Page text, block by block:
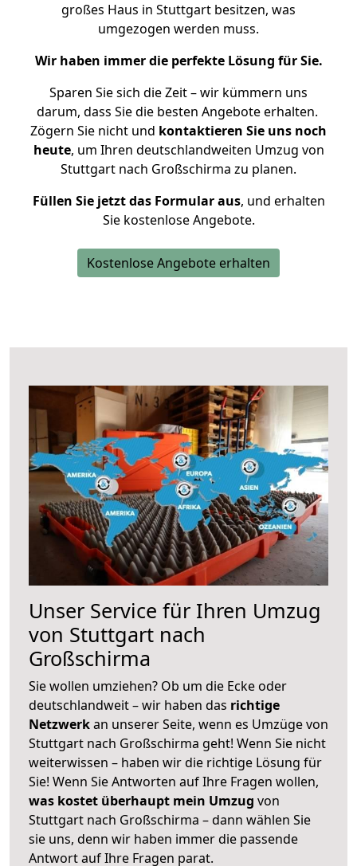
großes Haus in Stuttgart besitzen, was
umgezogen werden muss.
Wir haben immer die perfekte Lösung für Sie.
Sparen Sie sich die Zeit – wir kümmern uns
darum, dass Sie die besten Angebote erhalten.
Zögern Sie nicht und kontaktieren Sie uns noch
heute, um Ihren deutschlandweiten Umzug von
Stuttgart nach Großschirma zu planen.
Füllen Sie jetzt das Formular aus, und erhalten
Sie kostenlose Angebote.
Kostenlose Angebote erhalten
Unser Service für Ihren Umzug
von Stuttgart nach
Großschirma
Sie wollen umziehen? Ob um die Ecke oder
deutschlandweit – wir haben das richtige
Netzwerkan unserer Seite, wenn es Umzüge von
Stuttgart nach Großschirma geht! Wenn Sie nicht
weiterwissen – haben wir die richtige Lösung für
Sie! Wenn Sie Antworten auf Ihre Fragen wollen,
was kostet überhaupt mein Umzug von
Stuttgart nach Großschirma – dann wählen Sie
sie uns, denn wir haben immer die passende
Antwort auf Ihre Fragen parat.